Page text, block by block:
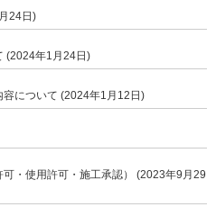
24日)
(2024年1月24日)
について (2024年1月12日)
・使用許可・施工承認） (2023年9月29